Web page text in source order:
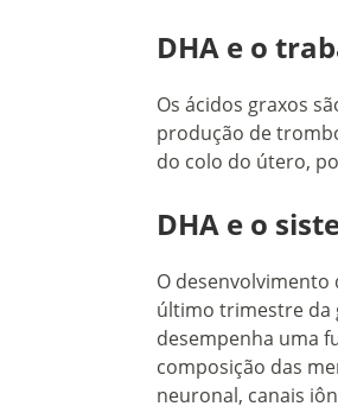
DHA e o
Os ácidos graxos
produção de
do colo do útero,
DHA e o
O
último trimestre da
desempenha uma
composição das
neuronal, canais